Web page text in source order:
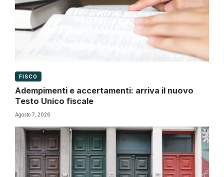
FISCO
Adempimenti e accertamenti: arriva il nuovo
Testo Unico fiscale
Agosto 7, 2026